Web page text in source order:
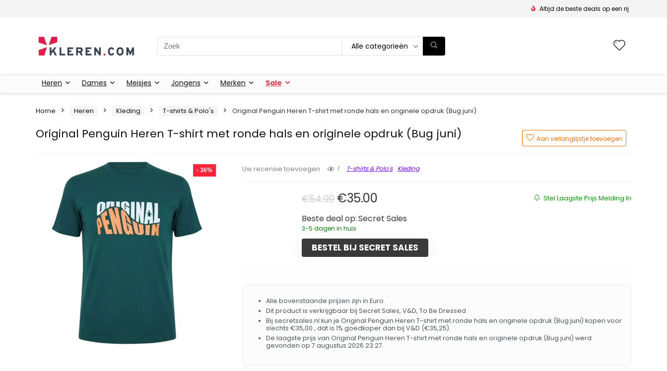
Altijd de beste deals op een rij
Zoeken naar: Alle categorieën
Heren Dames Meisjes Jongens Merken Sale
Home Heren Kleding T-shirts & Polo's Original Penguin Heren T-shirt met ronde hals en originele opdruk (Bug juni)
Original Penguin Heren T-shirt met ronde hals en originele opdruk (Bug juni) Aan verlanglijstje toevoegen
- 36% Uw recensie toevoegen 1 T-shirts & Polo's Kleding
Stel Laagste Prijs Melding In
€54.99 Oorspronkelijke prijs was: €54.99.
€35.00Huidige prijs is: €35.00.
Beste deal op: Secret Sales
3-5 dagen in huis
BESTEL BIJ SECRET SALES
Alle bovenstaande prijzen zijn in Euro.
Dit product is verkrijgbaar bij Secret Sales, V&D, To Be Dressed.
Bij secretsales.nl kun je Original Penguin Heren T-shirt met ronde hals en originele opdruk (Bug juni) kopen voor
slechts €35,00 , dat is 1% goedkoper dan bij V&D (€35,25).
De laagste prijs van Original Penguin Heren T-shirt met ronde hals en originele opdruk (Bug juni) werd
gevonden op 7 augustus 2026 23:27.